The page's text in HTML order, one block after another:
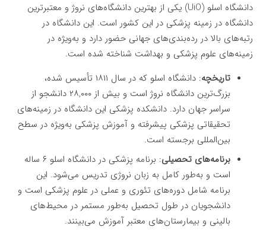
دانشگاه اسلو (UiO) یکی از بهترین دانشگاه‌های نروژ و معتبرترین
دانشگاه در زمینه پزشکی در این کشور است. این دانشگاه در
رتبه‌های بالا در رده‌بندی‌های جهانی حضور دارد و به‌ویژه در
زمینه‌های علوم پزشکی و بهداشت شناخته شده است.
تاریخچه
: دانشگاه اسلو که در سال ۱۸۱۱ تأسیس شده،
بزرگ‌ترین دانشگاه نروژ است و بیش از ۲۸,۰۰۰ دانشجو از
سراسر جهان دارد. دانشکده پزشکی این دانشگاه در زمینه‌های
تحقیقاتی پزشکی پیشرفته و آموزش پزشکی به‌ویژه در سطح
بین‌المللی برجسته است.
برنامه‌های تحصیلی
: برنامه پزشکی در دانشگاه اسلو ۶ ساله
است و به‌طور کامل به زبان نروژی تدریس می‌شود. این
برنامه شامل دوره‌های تئوری و عملی در علوم پزشکی است و
دانشجویان در طول تحصیل به‌طور مستمر در محیط‌های
بالینی و بیمارستان‌های معتبر آموزش می‌بینند.